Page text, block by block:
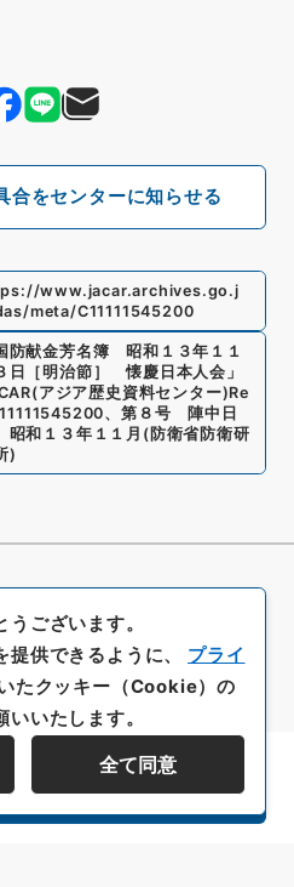
合をセンターに知らせる
www.jacar.archives.go.j
meta/C11111545200
防献金芳名簿 昭和１３年１１
日［明治節］ 懐慶日本人会 」
アジア歴史資料センター)Re
、 第８号 陣中日
和１３年１１月 ( 防衛省防衛研
)
層を表示する
ございます。
提供できるように、 プライ
たクッキー（Cookie）の
いたします。
全て同意